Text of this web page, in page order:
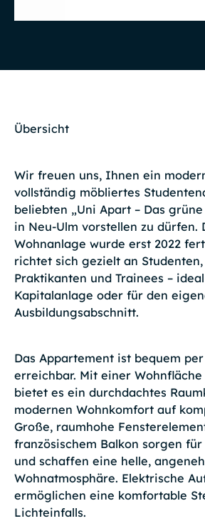
Übersicht
Wir freuen uns, Ihnen ein
vollständig möbliertes
beliebten „Uni Apart – Das
in Neu-Ulm vorstellen zu dürfen.
Wohnanlage wurde erst 2022
richtet sich gezielt an Studenten,
Praktikanten und Trainees –
Kapitalanlage oder für den
Ausbildungsabschnitt.
Das Appartement ist bequem
erreichbar. Mit einer Wohnfläche
bietet es ein durchdachtes
modernen Wohnkomfort auf
Große, raumhohe
französischem Balkon sorgen
und schaffen eine helle,
Wohnatmosphäre. Elektrische
ermöglichen eine komfortable
Lichteinfalls.